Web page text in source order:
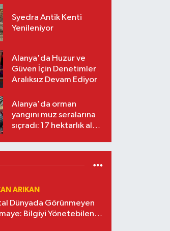
Syedra Antik Kenti
Yenileniyor
Alanya'da Huzur ve
Güven İçin Denetimler
Aralıksız Devam Ediyor
Alanya'da orman
yangını muz seralarına
sıçradı: 17 hektarlık alan
ARIKAN
Dünyada Görünmeyen
Bilgiyi Yönetebilen